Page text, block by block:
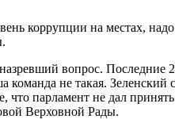
коррупции на местах,
вопрос.
команда не такая.
парламент не дал
Верховной Рады.